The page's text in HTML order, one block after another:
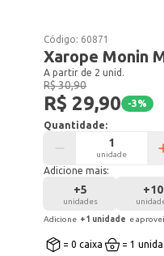
Código: 60871
Xarope Monin
A partir de 2 unid.
R$ 30,90
R$ 29,90 -3%
Quantidade:
unidade
Adicione mais:
+5
unidades
+10
Adicione +1 unidade e
= 0 caixa = 1